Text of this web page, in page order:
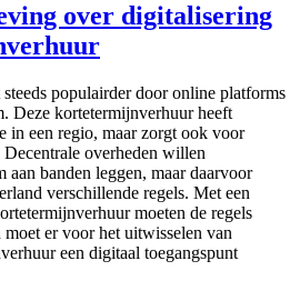
over digitalisering
populairder door online platforms
Deze kortetermijnverhuur heeft
in een regio, maar zorgt ook voor
overheden willen
aan banden leggen, maar daarvoor
verschillende regels. Met een
moeten de regels
er voor het uitwisselen van
een digitaal toegangspunt